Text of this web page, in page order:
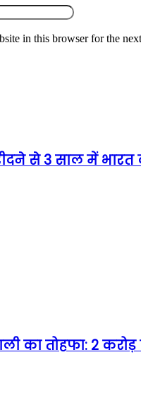
in this browser for the
से 3 साल में भारत
का तोहफा: 2